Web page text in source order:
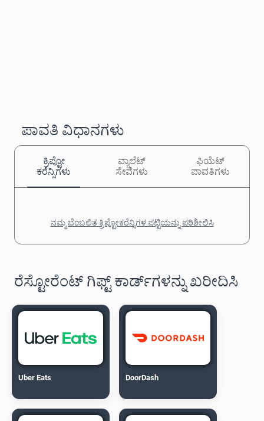
ಪಾವತಿ ವಿಧಾನಗಳು
ಕ್ರಿಪ್ಟೋ
ಕರೆನ್ಸಿಗಳು
ವ್ಯಾಲೆಟ್
ಸೇವೆಗಳು
ಫಿಯೆಟ್
ಪಾವತಿಗಳು
ನಮ್ಮ ಬೆಂಬಲಿತ ಕ್ರಿಪ್ಟೋಕರೆನ್ಸಿಗಳ ಪಟ್ಟಿಯನ್ನು ಪರಿಶೀಲಿಸಿ
ರೆಸ್ಟೋರೆಂಟ್ ಗಿಫ್ಟ್ ಕಾರ್ಡ್‌ಗಳನ್ನು ಖರೀದಿಸಿ
Uber Eats DoorDash